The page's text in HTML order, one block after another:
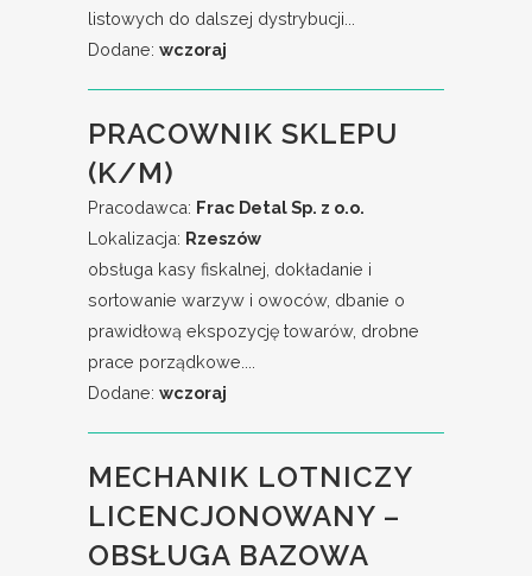
listowych do dalszej dystrybucji...
Dodane: wczoraj
PRACOWNIK SKLEPU
(K/M)
Pracodawca: Frac Detal Sp. z o.o.
Lokalizacja: Rzeszów
obsługa kasy fiskalnej, dokładanie i
sortowanie warzyw i owoców, dbanie o
prawidłową ekspozycję towarów, drobne
prace porządkowe....
Dodane: wczoraj
MECHANIK LOTNICZY
LICENCJONOWANY –
OBSŁUGA BAZOWA